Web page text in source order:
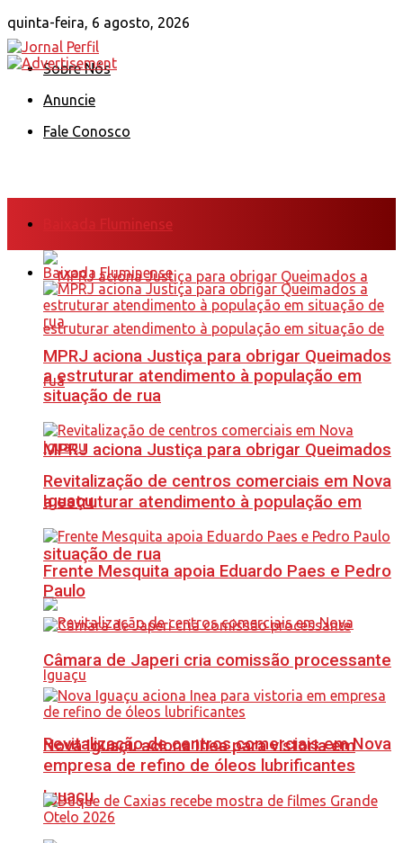
quinta-feira, 6 agosto, 2026
Sobre Nós
Anuncie
Fale Conosco
Baixada Fluminense
MPRJ aciona Justiça para obrigar Queimados
a estruturar atendimento à população em
situação de rua
Revitalização de centros comerciais em Nova
Iguaçu
Baixada Fluminense
MPRJ aciona Justiça para obrigar Queimados
a estruturar atendimento à população em
situação de rua
Revitalização de centros comerciais em Nova
Iguaçu
Frente Mesquita apoia Eduardo Paes e Pedro
Paulo
Câmara de Japeri cria comissão processante
Nova Iguaçu aciona Inea para vistoria em
empresa de refino de óleos lubrificantes